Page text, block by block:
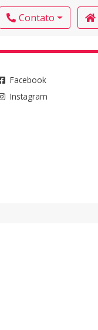
Contato
Facebook
Instagram